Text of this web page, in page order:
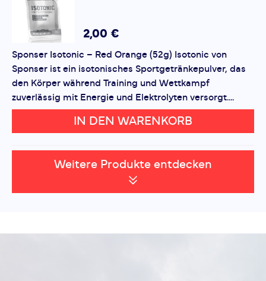
Salz: 0,7g
Anwendung:
1 Portion (60g Pulver) in ca. 750ml Wasser auflösen. Je
nach Bedarf während oder kurz vor der Belastung
trinken.
Allergenhinweise:
Keine kennzeichnungspflichtigen Allergene enthalten.
Laktosefrei, glutenfrei.
2,00 €
Sponser Isotonic – Red Orange (52g) Isotonic von
Sponser ist ein isotonisches Sportgetränkepulver, das
den Körper während Training und Wettkampf
zuverlässig mit Energie und Elektrolyten versorgt....
IN DEN WARENKORB
Weitere Produkte entdecken